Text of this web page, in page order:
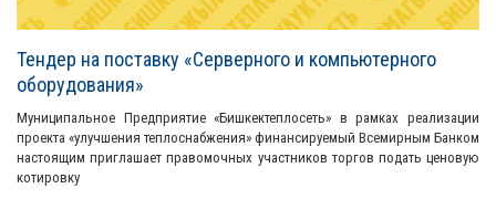
Тендер на поставку «Серверного и компьютерного
оборудования»
Муниципальное Предприятие «Бишкектеплосеть» в рамках реализации
проекта «улучшения теплоснабжения» финансируемый Всемирным Банком
настоящим приглашает правомочных участников торгов подать ценовую
котировку